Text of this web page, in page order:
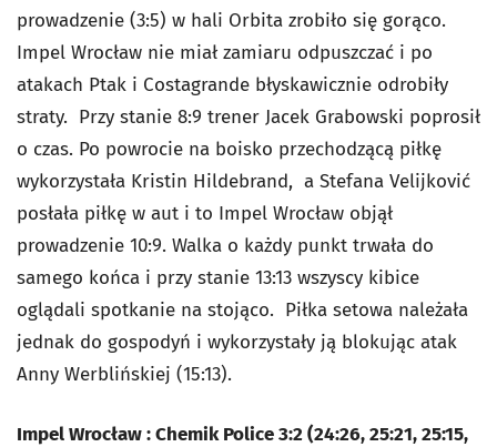
prowadzenie (3:5) w hali Orbita zrobiło się gorąco.
Impel Wrocław nie miał zamiaru odpuszczać i po
atakach Ptak i Costagrande błyskawicznie odrobiły
straty. Przy stanie 8:9 trener Jacek Grabowski poprosił
o czas. Po powrocie na boisko przechodzącą piłkę
wykorzystała Kristin Hildebrand, a Stefana Velijković
posłała piłkę w aut i to Impel Wrocław objął
prowadzenie 10:9. Walka o każdy punkt trwała do
samego końca i przy stanie 13:13 wszyscy kibice
oglądali spotkanie na stojąco. Piłka setowa należała
jednak do gospodyń i wykorzystały ją blokując atak
Anny Werblińskiej (15:13).
Impel Wrocław : Chemik Police 3:2 (24:26, 25:21, 25:15,